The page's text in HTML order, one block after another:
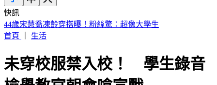
快訊
盲眼龍婆2026年5預言中2個？剩3大預言其1波及台灣
首頁
生活
未穿校服禁入校！ 學生錄音